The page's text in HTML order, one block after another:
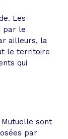
Les
par le
ailleurs, la
le territoire
qui
sont
par